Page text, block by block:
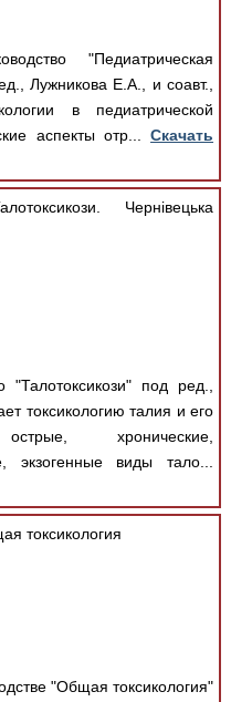
"Педиатрическая
Лужникова Е.А., и соавт.,
в педиатрической
аспекты отр...Скачать
Чернівецька
"Талотоксикози" под ред.,
токсикологию талия и его
хронические,
экзогенные виды тало...
токсикология
"Общая токсикология"